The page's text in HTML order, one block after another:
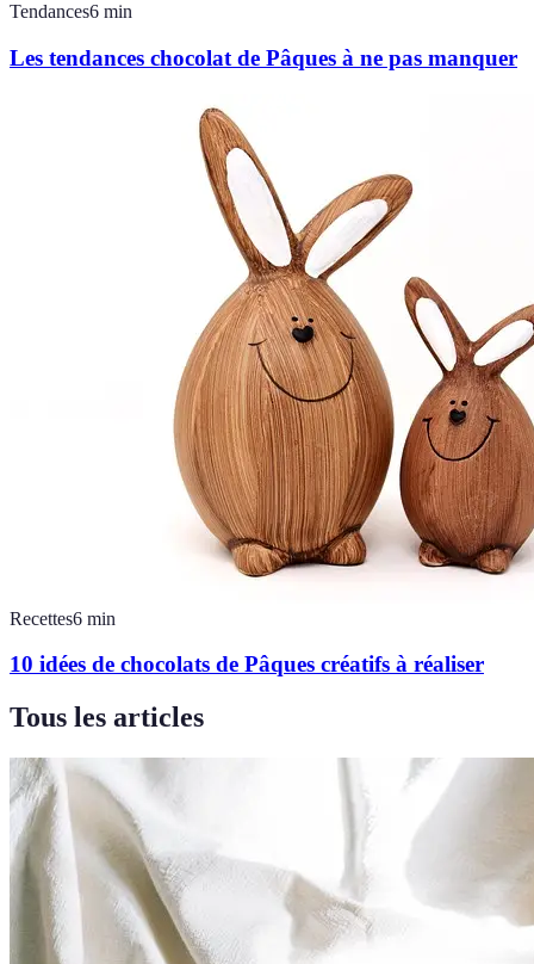
Tendances6 min
Les tendances chocolat de Pâques à ne pas manquer
Recettes6 min
10 idées de chocolats de Pâques créatifs à réaliser
Tous les articles